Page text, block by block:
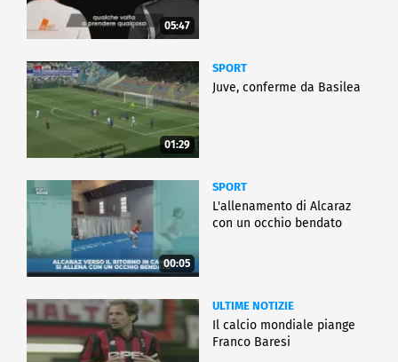
05:47
01:29
SPORT
Juve, conferme da Basilea
00:05
SPORT
L'allenamento di Alcaraz
con un occhio bendato
ULTIME NOTIZIE
Il calcio mondiale piange
Franco Baresi